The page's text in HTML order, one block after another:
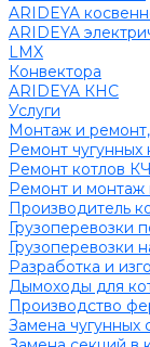
ARIDEYA
ARIDEYA
LMX
Конвектора
ARIDEYA КНС
Услуги
Монтаж и
Ремонт чугунных
Ремонт котлов
Ремонт и монтаж
Производитель
Грузоперевозки
Грузоперевозки
Разработка и
Дымоходы для
Производство
Замена чугунных